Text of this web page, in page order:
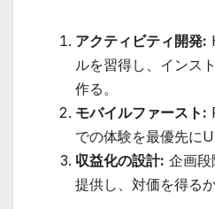
アクティビティ開発:
ルを習得し、インス
作る。
モバイルファースト:
での体験を最優先に
収益化の設計: 企画段
提供し、対価を得る